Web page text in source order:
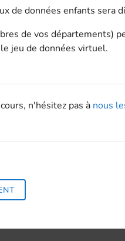
de données enfants sera
de vos départements)
jeu de données virtuel.
n'hésitez pas à nous